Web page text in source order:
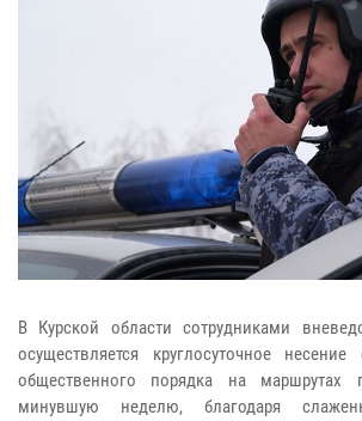
В Курской области сотрудниками
осуществляется круглосуточное
общественного порядка на маршрутах
минувшую неделю, благодаря